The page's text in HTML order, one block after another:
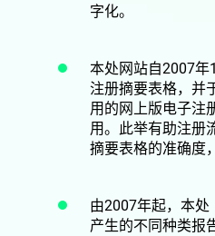
字化。
本处网站自2007年
注册摘要表格，并
用的网上版电子注
用。此举有助注册
摘要表格的准确度
由2007年起，本
产生的不同种类报